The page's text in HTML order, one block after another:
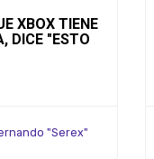
XBOX TIENE
DICE "ESTO
"Serex"